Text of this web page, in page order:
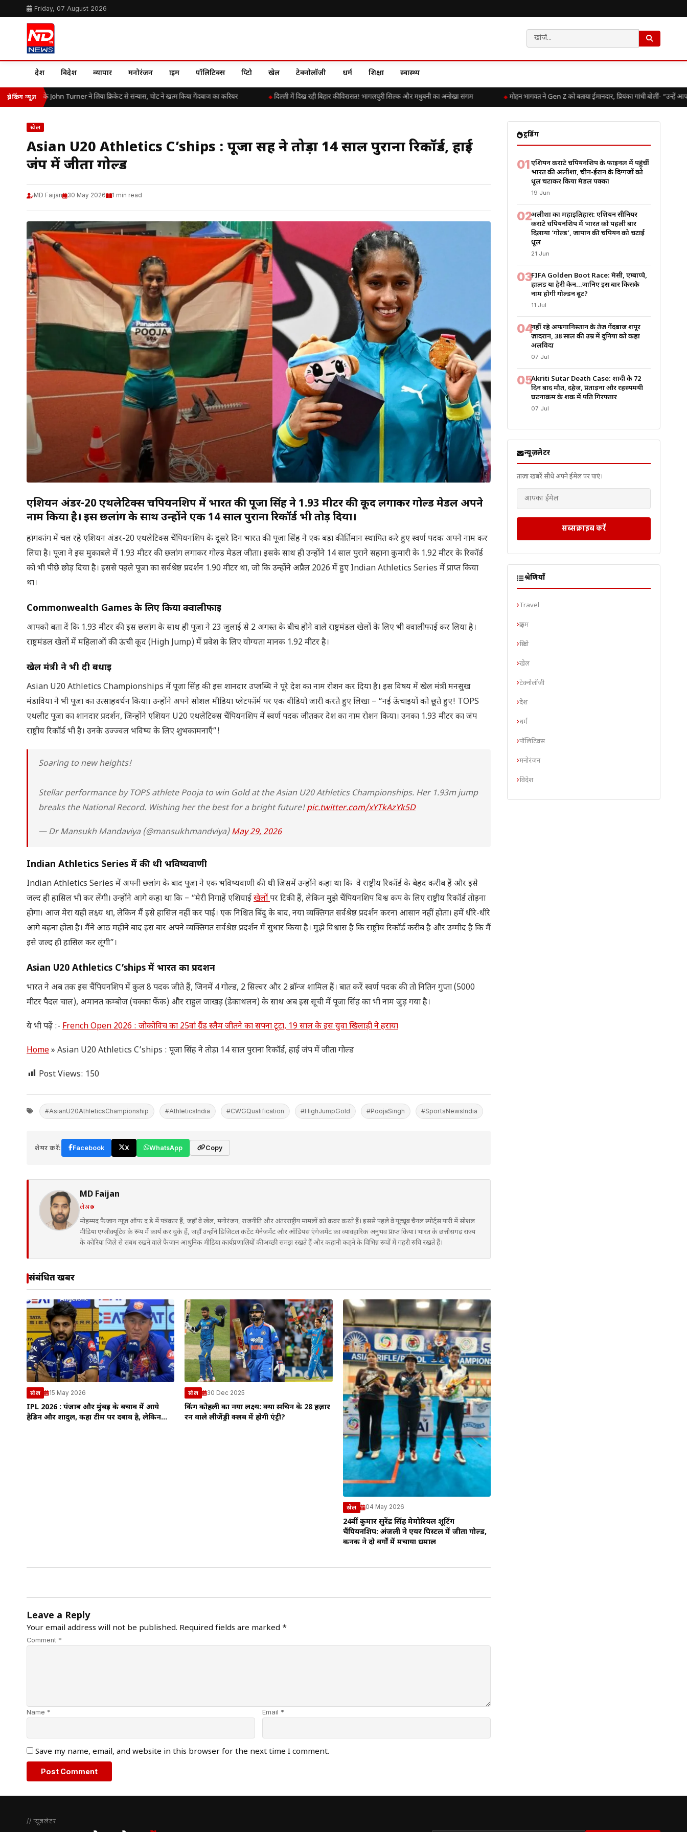
Friday, 07 August 2026
देश विदेश व्यापार मनोरंजन क्राइम पॉलिटिक्स क्रिप्टो खेल टेक्नोलॉजी धर्म शिक्षा स्वास्थ्य
ब्रेकिंग न्यूज़
में इंग्लैंड के John Turner ने लिया क्रिकेट से संन्यास, चोट ने खत्म किया गेंदबाज का करियर दिल्ली में दिख रही बिहार की विरासत! भागलपुरी सिल्क और मधुबनी का अनोखा संगम मोहन भागवत ने Gen Z को बताया ईमानदार, प्रियंका गांधी बोलीं- “उन्हें आपके
खेल
Asian U20 Athletics C’ships : पूजा सिंह ने तोड़ा 14 साल पुराना रिकॉर्ड, हाई
जंप में जीता गोल्ड
MD Faijan 30 May 2026 1 min read
एशियन अंडर-20 एथलेटिक्स चैंपियनशिप में भारत की पूजा सिंह ने 1.93 मीटर की कूद लगाकर गोल्ड मेडल अपने
नाम किया है। इस छलांग के साथ उन्होंने एक 14 साल पुराना रिकॉर्ड भी तोड़ दिया।
हांगकांग में चल रहे एशियन अंडर-20 एथलेटिक्स चैंपियनशिप के दूसरे दिन भारत की पूजा सिंह ने एक बड़ा कीर्तिमान स्थापित करे हुए स्वर्ण पदक अपने नाम कर
लिया है। पूजा ने इस मुकाबले में 1.93 मीटर की छलांग लगाकर गोल्ड मेडल जीता। इसके साथ ही उन्होंने 14 साल पुराने सहाना कुमारी के 1.92 मीटर के रिकॉर्ड
को भी पीछे छोड़ दिया है। इससे पहले पूजा का सर्वश्रेष्ठ प्रदर्शन 1.90 मीटर था, जो कि उन्होंने अप्रैल 2026 में हुए Indian Athletics Series में प्राप्त किया
था।
Commonwealth Games के लिए किया क्वालीफाई
आपको बता दें कि 1.93 मीटर की इस छलांग के साथ ही पूजा ने 23 जुलाई से 2 अगस्त के बीच होने वाले राष्ट्रमंडल खेलों के लिए भी क्वालीफाई कर लिया है।
राष्ट्रमंडल खेलों में महिलाओं की ऊंची कूद (High Jump) में प्रवेश के लिए योग्यता मानक 1.92 मीटर है।
खेल मंत्री ने भी दी बधाई
Asian U20 Athletics Championships में पूजा सिंह की इस शानदार उप्लब्धि ने पूरे देश का नाम रोशन कर दिया है। इस विषय में खेल मंत्री मनसुख
मंडाविया ने भी पूजा का उत्साहवर्धन किया। उन्होंने अपने सोशल मीडिया प्लेटफॉर्म पर एक वीडियो जारी करते हुए लिखा – “नई ऊँचाइयों को छूते हुए! TOPS
एथलीट पूजा का शानदार प्रदर्शन, जिन्होंने एशियन U20 एथलेटिक्स चैंपियनशिप में स्वर्ण पदक जीतकर देश का नाम रोशन किया। उनका 1.93 मीटर का जंप
राष्ट्रीय रिकॉर्ड भी है। उनके उज्ज्वल भविष्य के लिए शुभकामनाएँ”!
Soaring to new heights!
Stellar performance by TOPS athlete Pooja to win Gold at the Asian U20 Athletics Championships. Her 1.93m jump
breaks the National Record. Wishing her the best for a bright future!pic.twitter.com/xYTkAzYk5D
— Dr Mansukh Mandaviya (@mansukhmandviya)May 29, 2026
Indian Athletics Series में की थी भविष्यवाणी
Indian Athletics Series में अपनी छलांग के बाद पूजा ने एक भविष्यवाणी की थी जिसमें उन्होंने कहा था कि वे राष्ट्रीय रिकॉर्ड के बेहद करीब हैं और इसे
जल्द ही हासिल भी कर लेंगी। उन्होंने आगे कहा था कि – “मेरी निगाहें एशियाईखेलोंपर टिकी हैं, लेकिन मुझे चैंपियनशिप विश्व कप के लिए राष्ट्रीय रिकॉर्ड तोड़ना
होगा। आज मेरा यही लक्ष्य था, लेकिन मैं इसे हासिल नहीं कर पाई। एक निश्चित बिंदु के बाद, नया व्यक्तिगत सर्वश्रेष्ठ प्रदर्शन करना आसान नहीं होता। हमें धीरे-धीरे
आगे बढ़ना होता है। मैंने आठ महीने बाद इस बार अपने व्यक्तिगत सर्वश्रेष्ठ प्रदर्शन में सुधार किया है। मुझे विश्वास है कि राष्ट्रीय रिकॉर्ड करीब है और उम्मीद है कि मैं
इसे जल्द ही हासिल कर लूंगी”।
Asian U20 Athletics C’ships में भारत का प्रदर्शन
भारत ने अब तक इस चैंपियनशिप में कुल 8 पदक जीते हैं, जिनमें 4 गोल्ड, 2 सिल्वर और 2 ब्रॉन्ज शामिल हैं। बात करें स्वर्ण पदक की तो नितिन गुप्ता (5000
मीटर पैदल चाल), अमानत कम्बोज (चक्का फेंक) और राहुल जाखड़ (डेकाथलन) के साथ अब इस सूची में पूजा सिंह का भी नाम जुड़ गया है।
ये भी पढ़ें :- French Open 2026 : जोकोविच का 25वां ग्रैंड स्लैम जीतने का सपना टूटा, 19 साल के इस युवा खिलाड़ी ने हराया
Home» Asian U20 Athletics C’ships : पूजा सिंह ने तोड़ा 14 साल पुराना रिकॉर्ड, हाई जंप में जीता गोल्ड
Post Views: 150
#AsianU20AthleticsChampionship #AthleticsIndia #CWGQualification #HighJumpGold #PoojaSingh #SportsNewsIndia
शेयर करें: Facebook X WhatsApp Copy
MD Faijan
लेखक
मोहम्मद फैजान न्यूज़ ऑफ द डे में पत्रकार हैं, जहाँ वे खेल, मनोरंजन, राजनीति और अंतरराष्ट्रीय मामलों को कवर करते हैं। इससे पहले वे यूट्यूब चैनल स्पोर्ट्स यारी में सोशल
मीडिया एग्जीक्यूटिव के रूप में कार्य कर चुके हैं, जहाँ उन्होंने डिजिटल कंटेंट मैनेजमेंट और ऑडियंस एंगेजमेंट का व्यावहारिक अनुभव प्राप्त किया। भारत के छत्तीसगढ़ राज्य
के कोरिया जिले से संबंध रखने वाले फैजान आधुनिक मीडिया कार्यप्रणालियों की अच्छी समझ रखते हैं और कहानी कहने के विभिन्न रूपों में गहरी रुचि रखते हैं।
संबंधित खबरें
खेल 15 May 2026
IPL 2026 : पंजाब और मुंबई के बचाव में आये
हैडिन और शार्दुल, कहा टीम पर दबाव है, लेकिन…
खेल 30 Dec 2025
किंग कोहली का नया लक्ष्य: क्या सचिन के 28 हज़ार
रन वाले लीजेंड्री क्लब में होगी एंट्री?
खेल 04 May 2026
24वीं कुमार सुरेंद्र सिंह मेमोरियल शूटिंग
चैंपियनशिप: अंजली ने एयर पिस्टल में जीता गोल्ड,
कनक ने दो वर्गों में मचाया धमाल
Leave a Reply
Your email address will not be published. Required fields are marked *
Comment *
Name * Email *
Save my name, email, and website in this browser for the next time I comment.
ट्रेंडिंग
01एशियन कराटे चैंपियनशिप के फाइनल में पहुंचीं
भारत की अलीशा, चीन-ईरान के दिग्गजों को
धूल चटाकर किया मेडल पक्का
19 Jun
02अलीशा का महाइतिहास: एशियन सीनियर
कराटे चैंपियनशिप में भारत को पहली बार
दिलाया ‘गोल्ड’, जापान की चैंपियन को चटाई
धूल
21 Jun
03FIFA Golden Boot Race: मेसी, एम्बाप्पे,
हालैंड या हैरी केन…जानिए इस बार किसके
नाम होगी गोल्डन बूट?
11 Jul
04नहीं रहे अफगानिस्तान के तेज गेंदबाज शपूर
ज़ादरान, 38 साल की उम्र में दुनिया को कहा
अलविदा
07 Jul
05Akriti Sutar Death Case: शादी के 72
दिन बाद मौत, दहेज, प्रताड़ना और रहस्यमयी
घटनाक्रम के शक में पति गिरफ्तार
07 Jul
न्यूज़लेटर
ताज़ा खबरें सीधे अपने ईमेल पर पाएं।
सब्सक्राइब करें
श्रेणियाँ
Travel
क्राइम
क्रिप्टो
खेल
टेक्नोलॉजी
देश
धर्म
पॉलिटिक्स
मनोरंजन
विदेश
// न्यूज़लेटर